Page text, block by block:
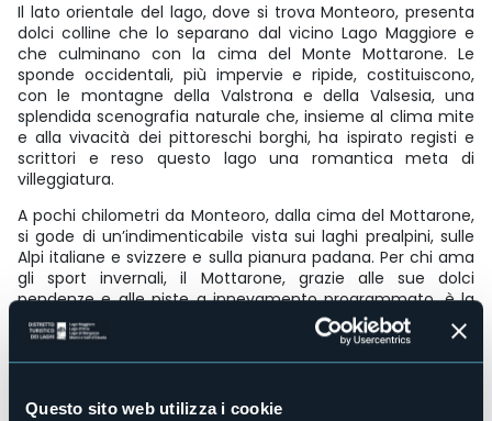
Questo sito web utilizza i cookie
Il lato orientale del lago, dove si trova Monteoro, presenta
dolci colline che lo separano dal vicino Lago Maggiore e
che culminano con la cima del Monte Mottarone. Le
sponde occidentali, più impervie e ripide, costituiscono,
con le montagne della Valstrona e della Valsesia, una
splendida scenografia naturale che, insieme al clima mite
e alla vivacità dei pittoreschi borghi, ha ispirato registi e
scrittori e reso questo lago una romantica meta di
villeggiatura.
A pochi chilometri da Monteoro, dalla cima del Mottarone,
si gode di un’indimenticabile vista sui laghi prealpini, sulle
Alpi italiane e svizzere e sulla pianura padana. Per chi ama
gli sport invernali, il Mottarone, grazie alle sue dolci
pendenze e alle piste a innevamento programmato, è la
montagna ideale per fare pratica e sciare. Chi ama la
natura trova sentieri per tutti i gusti, le età, i livelli di
allenamento: percorsi a piedi, in bicicletta, a cavallo, tra
Accesso disabili